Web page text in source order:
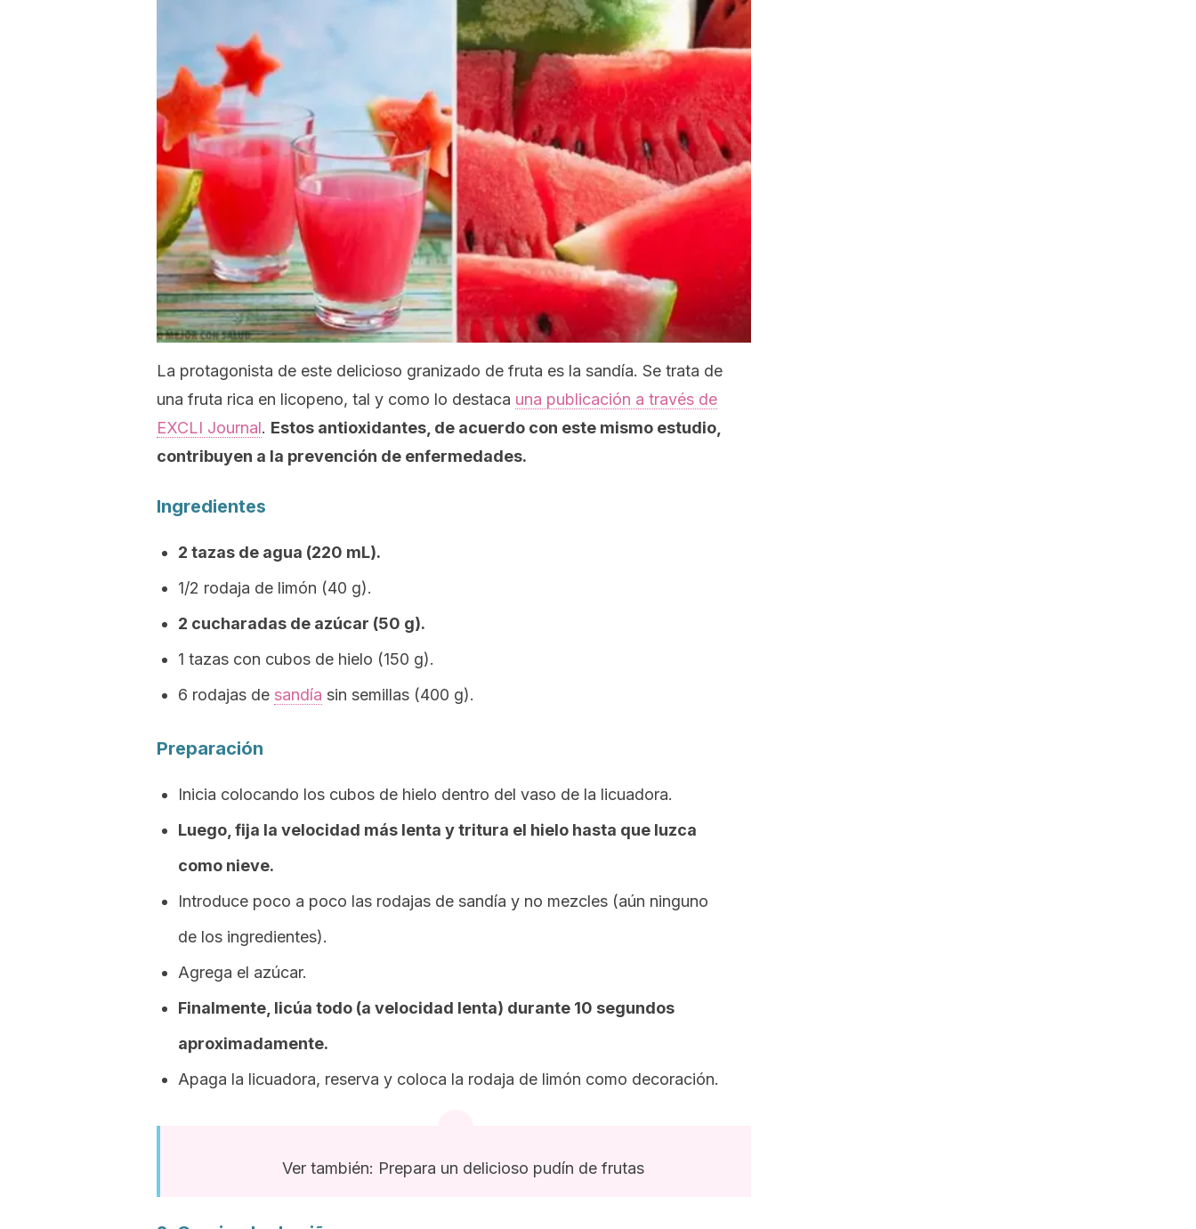
La protagonista de este delicioso granizado de fruta es la sandía. Se trata de
una fruta rica en licopeno, tal y como lo destaca una publicación a través de
EXCLI Journal. Estos antioxidantes, de acuerdo con este mismo estudio,
contribuyen a la prevención de enfermedades.
Ingredientes
2 tazas de agua (220 mL).
1/2 rodaja de limón (40 g).
2 cucharadas de azúcar (50 g).
1 tazas con cubos de hielo (150 g).
6 rodajas de sandía sin semillas (400 g).
Preparación
Inicia colocando los cubos de hielo dentro del vaso de la licuadora.
Luego, fija la velocidad más lenta y tritura el hielo hasta que luzca
como nieve.
Introduce poco a poco las rodajas de sandía y no mezcles (aún ninguno
de los ingredientes).
Agrega el azúcar.
Finalmente, licúa todo (a velocidad lenta) durante 10 segundos
aproximadamente.
Apaga la licuadora, reserva y coloca la rodaja de limón como decoración.
Ver también: Prepara un delicioso pudín de frutas